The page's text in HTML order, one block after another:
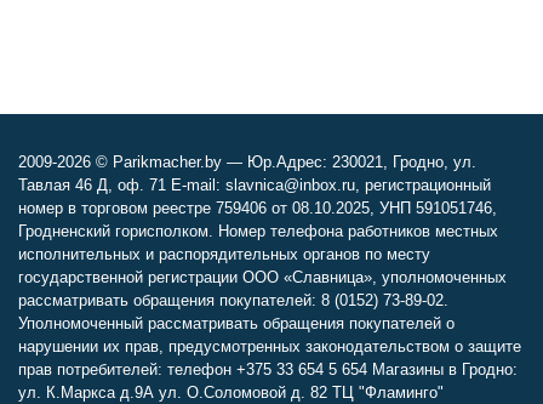
2009-2026 © Parikmacher.by — Юр.Адрес: 230021, Гродно, ул.
Тавлая 46 Д, оф. 71 E-mail: slavnica@inbox.ru, регистрационный
номер в торговом реестре 759406 от 08.10.2025, УНП 591051746,
Гродненский горисполком. Номер телефона работников местных
исполнительных и распорядительных органов по месту
государственной регистрации ООО «Славница», уполномоченных
рассматривать обращения покупателей: 8 (0152) 73-89-02.
Уполномоченный рассматривать обращения покупателей о
нарушении их прав, предусмотренных законодательством о защите
прав потребителей: телефон +375 33 654 5 654 Магазины в Гродно:
ул. К.Маркса д.9А ул. О.Соломовой д. 82 ТЦ "Фламинго"